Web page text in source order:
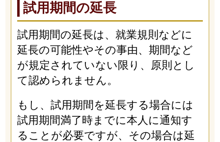
試用期間の延長
試用期間の延長は、就業規則などに
延長の可能性やその事由、期間など
が規定されていない限り、原則とし
て認められません。
もし、試用期間を延長する場合には
試用期間満了時までに本人に通知す
ることが必要ですが、その場合は延